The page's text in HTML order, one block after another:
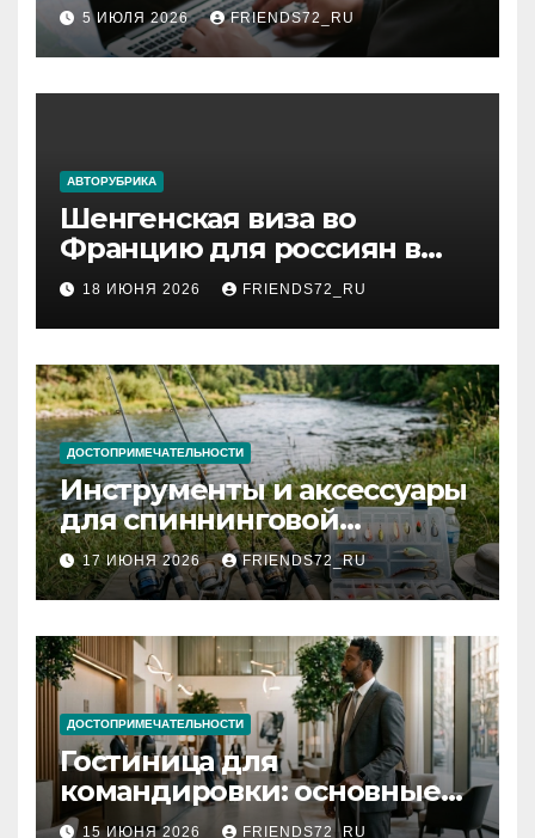
5 ИЮЛЯ 2026 FRIENDS72_RU
АВТОРУБРИКА
Шенгенская виза во
Францию для россиян в
2026 году: сроки от 3 дней
и список необходимых
документов
18 ИЮНЯ 2026 FRIENDS72_RU
ДОСТОПРИМЕЧАТЕЛЬНОСТИ
Инструменты и аксессуары
для спиннинговой
рыбалки: назначение и
типы
17 ИЮНЯ 2026 FRIENDS72_RU
ДОСТОПРИМЕЧАТЕЛЬНОСТИ
Гостиница для
командировки: основные
критерии выбора
15 ИЮНЯ 2026 FRIENDS72_RU